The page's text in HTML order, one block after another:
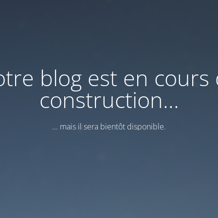
blog est en cours
construction...
... mais il sera bientôt disponible.